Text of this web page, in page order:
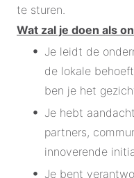
te sturen.
Wat zal je doen als
Je leidt de
de lokale
ben je het
Je hebt
partners,
innoverende
Je bent